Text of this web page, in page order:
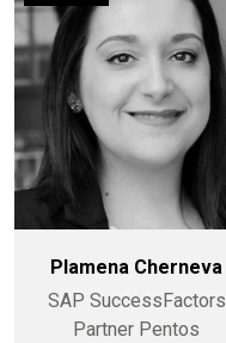
Plamena Cherneva
SAP SuccessFactors
Partner Pentos